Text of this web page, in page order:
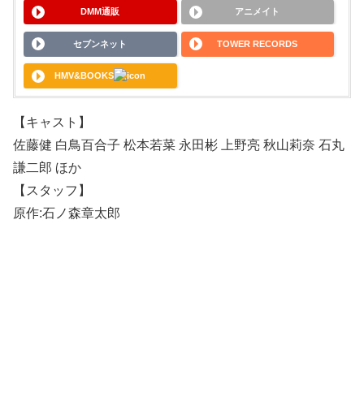
DMM通販 アニメイト
セブンネット TOWER RECORDS
HMV&BOOKS
【キャスト】
佐藤健 白鳥百合子 松本若菜 永田彬 上野亮 秋山莉奈 石丸
謙二郎 ほか
【スタッフ】
原作:石ノ森章太郎